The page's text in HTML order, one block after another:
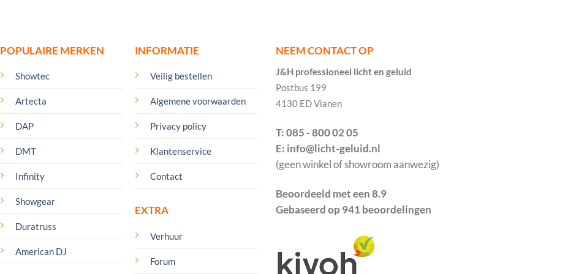
POPULAIRE MERKEN
Showtec
Artecta
DAP
DMT
Infinity
Showgear
Duratruss
American DJ
INFORMATIE
Veilig bestellen
Algemene voorwaarden
Privacy policy
Klantenservice
Contact
EXTRA
Verhuur
Forum
NEEM CONTACT OP
J&H professioneel licht en geluid
Postbus 199
4130 ED Vianen
T: 085 - 800 02 05
E: info@licht-geluid.nl
(geen winkel of showroom aanwezig)
Beoordeeld met een 8.9
Gebaseerd op 941 beoordelingen